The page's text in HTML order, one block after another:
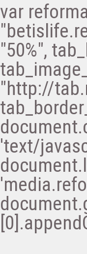
var
"50%",
"http://
'text/